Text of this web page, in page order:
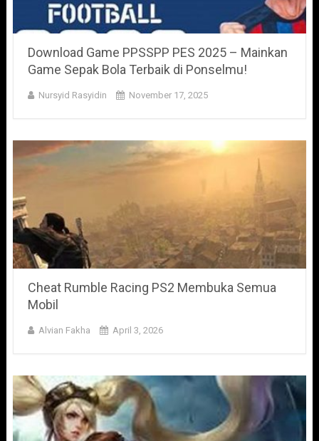
Download Game PPSSPP PES 2025 – Mainkan
Game Sepak Bola Terbaik di Ponselmu!
Nursyid Rasyidin November 17, 2025
Cheat Rumble Racing PS2 Membuka Semua
Mobil
Alvian Fakha April 3, 2026